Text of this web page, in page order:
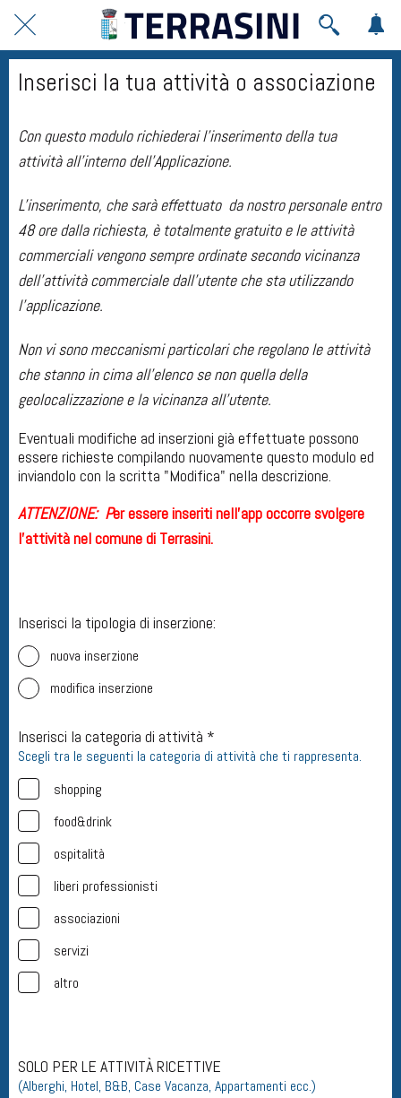
Inserisci la tua attività o associazione
Con questo modulo richiederai l'inserimento della tua
attività all'interno dell'Applicazione.
L'inserimento, che sarà effettuato da nostro personale entro
48 ore dalla richiesta, è totalmente gratuito e le attività
commerciali vengono sempre ordinate secondo vicinanza
dell'attività commerciale dall'utente che sta utilizzando
l'applicazione.
Non vi sono meccanismi particolari che regolano le attività
che stanno in cima all'elenco se non quella della
geolocalizzazione e la vicinanza all'utente.
Eventuali modifiche ad inserzioni già effettuate possono
essere richieste compilando nuovamente questo modulo ed
inviandolo con la scritta "Modifica" nella descrizione.
ATTENZIONE: Per essere inseriti nell'app occorre svolgere
l'attività nel comune di Terrasini.
Inserisci la tipologia di inserzione:
nuova inserzione
modifica inserzione
Inserisci la categoria di attività *
Scegli tra le seguenti la categoria di attività che ti rappresenta.
shopping
food&drink
ospitalità
liberi professionisti
associazioni
servizi
altro
SOLO PER LE ATTIVITÀ RICETTIVE
(Alberghi, Hotel, B&B, Case Vacanza, Appartamenti ecc.)